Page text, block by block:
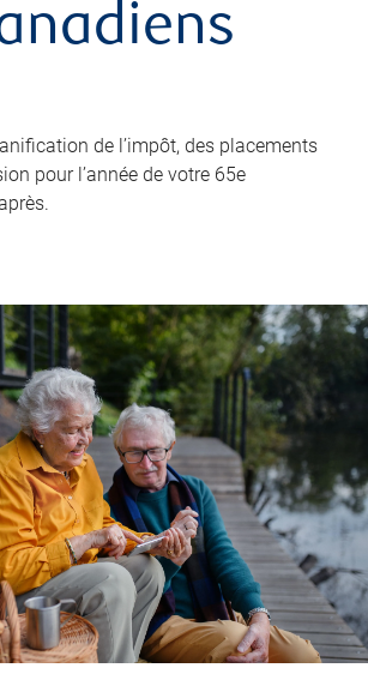
de l’impôt, des placements
pour l’année de votre 65e